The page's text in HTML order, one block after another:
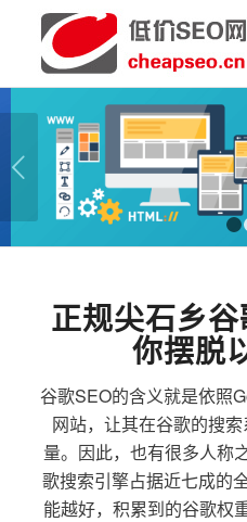
正规尖石乡
你摆脱
谷歌SEO的含义就是依照
网站，让其在谷歌的搜
量。因此，也有很多人称
歌搜索引擎占据近七成的
能越好，积累到的谷歌权